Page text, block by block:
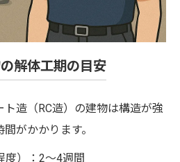
解体工期の目安
造（RC造）の建物は構造が強
がかかります。
度）：2〜4週間